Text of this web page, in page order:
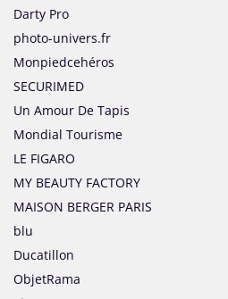
Darty Pro
photo-univers.fr
Monpiedcehéros
SECURIMED
Un Amour De Tapis
Mondial Tourisme
LE FIGARO
MY BEAUTY FACTORY
MAISON BERGER PARIS
blu
Ducatillon
ObjetRama